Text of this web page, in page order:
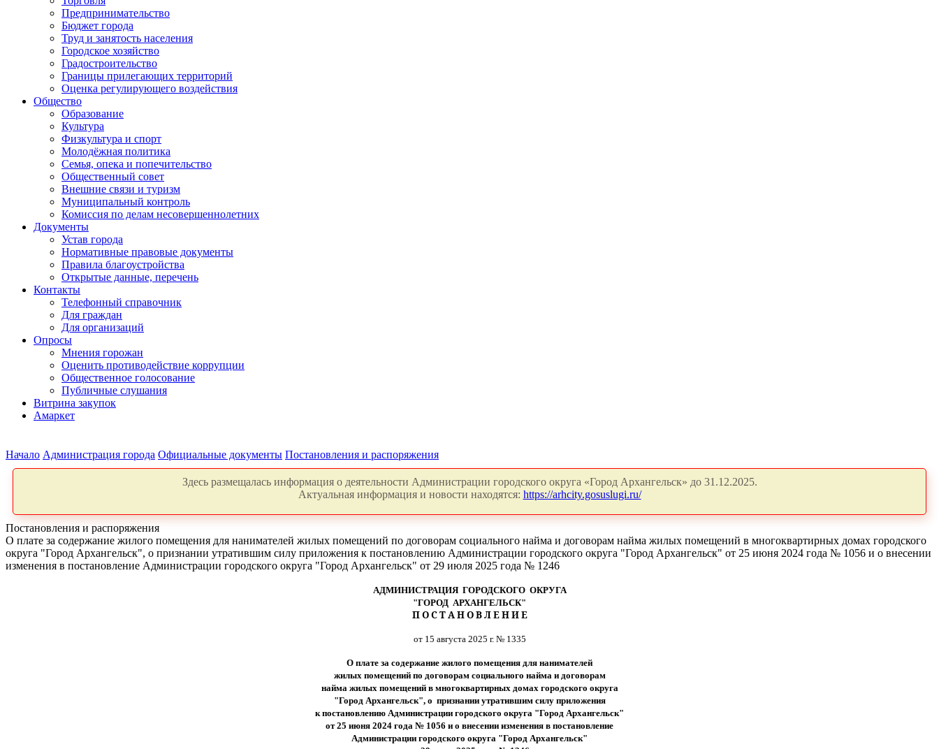
Предпринимательство
Бюджет города
Труд и занятость населения
Городское хозяйство
Градостроительство
Границы прилегающих территорий
Оценка регулирующего воздействия
Общество
Образование
Культура
Физкультура и спорт
Молодёжная политика
Семья, опека и попечительство
Общественный совет
Внешние связи и туризм
Муниципальный контроль
Комиссия по делам несовершеннолетних
Документы
Устав города
Нормативные правовые документы
Правила благоустройства
Открытые данные, перечень
Контакты
Телефонный справочник
Для граждан
Для организаций
Опросы
Мнения горожан
Оценить противодействие коррупции
Общественное голосование
Публичные слушания
Витрина закупок
Амаркет
Начало Администрация города Официальные документы Постановления и распоряжения
Здесь размещалась информация о деятельности Администрации городского округа «Город Архангельск» до 31.12.2025.
Актуальная информация и новости находятся: https://arhcity.gosuslugi.ru/
Постановления и распоряжения
О плате за содержание жилого помещения для нанимателей жилых помещений по договорам социального найма и договорам найма жилых помещений в многоквартирных домах городского
округа "Город Архангельск", о признании утратившим силу приложения к постановлению Администрации городского округа "Город Архангельск" от 25 июня 2024 года № 1056 и о внесении
изменения в постановление Администрации городского округа "Город Архангельск" от 29 июля 2025 года № 1246
АДМИНИСТРАЦИЯ ГОРОДСКОГО ОКРУГА
"ГОРОД АРХАНГЕЛЬСК"
П О С Т А Н О В Л Е Н И Е
от 15 августа 2025 г. № 1335
О плате за содержание жилого помещения для нанимателей
жилых помещений по договорам социального найма и договорам
найма жилых помещений в многоквартирных домах городского округа
"Город Архангельск", о признании утратившим силу приложения
к постановлению Администрации городского округа "Город Архангельск"
от 25 июня 2024 года № 1056 и о внесении изменения в постановление
Администрации городского округа "Город Архангельск"